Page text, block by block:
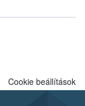
elleni további
termesztésben is
Cookie beállítások